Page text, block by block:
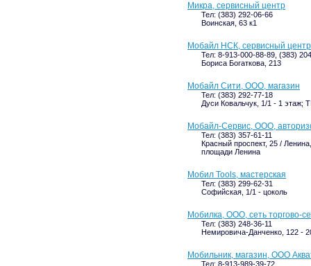
Микра, сервисный центр
Тел: (383) 292-06-66
Воинская, 63 к1
Мобайл НСК, сервисный центр
Тел: 8-913-000-88-89, (383)
Бориса Богаткова, 213
Мобайл Сити, ООО, магазин
Тел: (383) 292-77-18
Дуси Ковальчук, 1/1 - 1 этаж;
Мобайл-Сервис, ООО,
Тел: (383) 357-61-11
Красный проспект, 25 /
площади Ленина
Мобил Tools, мастерская
Тел: (383) 299-62-31
Софийская, 1/1 - цоколь
Мобилка, ООО, сеть торгово-
Тел: (383) 248-36-11
Немировича-Данченко, 122 -
Мобильник, магазин, ООО
Тел: 8-913-989-39-72